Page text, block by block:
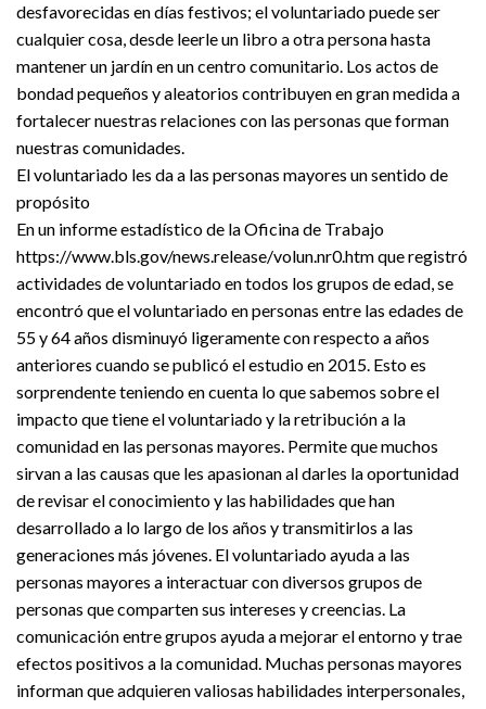
desfavorecidas en días festivos; el voluntariado puede ser
cualquier cosa, desde leerle un libro a otra persona hasta
mantener un jardín en un centro comunitario. Los actos de
bondad pequeños y aleatorios contribuyen en gran medida a
fortalecer nuestras relaciones con las personas que forman
nuestras comunidades.
El voluntariado les da a las personas mayores un sentido de
propósito
En un informe estadístico de la Oficina de Trabajo
https://www.bls.gov/news.release/volun.nr0.htm que registró
actividades de voluntariado en todos los grupos de edad, se
encontró que el voluntariado en personas entre las edades de
55 y 64 años disminuyó ligeramente con respecto a años
anteriores cuando se publicó el estudio en 2015. Esto es
sorprendente teniendo en cuenta lo que sabemos sobre el
impacto que tiene el voluntariado y la retribución a la
comunidad en las personas mayores. Permite que muchos
sirvan a las causas que les apasionan al darles la oportunidad
de revisar el conocimiento y las habilidades que han
desarrollado a lo largo de los años y transmitirlos a las
generaciones más jóvenes. El voluntariado ayuda a las
personas mayores a interactuar con diversos grupos de
personas que comparten sus intereses y creencias. La
comunicación entre grupos ayuda a mejorar el entorno y trae
efectos positivos a la comunidad. Muchas personas mayores
informan que adquieren valiosas habilidades interpersonales,